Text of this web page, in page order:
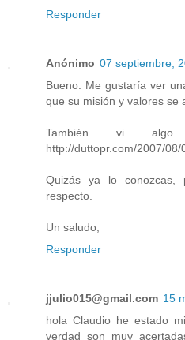
Responder
Anónimo 07 septiembre,
Bueno. Me gustaría ver
que su misión y valores se
También vi algo
http://duttopr.com/2007/
Quizás ya lo
respecto.
Un saludo,
Responder
jjulio015@gmail.com 15
hola Claudio he estado
verdad son muy